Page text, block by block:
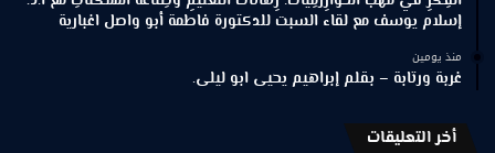
إسلام يوسف مع لقاء السبت للدكتورة فاطمة أبو واصل اغبارية
منذ يومين
غربة ورتابة – بقلم إبراهيم يحيى ابو ليلى.
أخر التعليقات